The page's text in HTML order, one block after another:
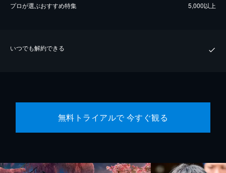
プロが選ぶおすすめ特集 5,000以上
いつでも解約できる
無料トライアルで 今すぐ観る